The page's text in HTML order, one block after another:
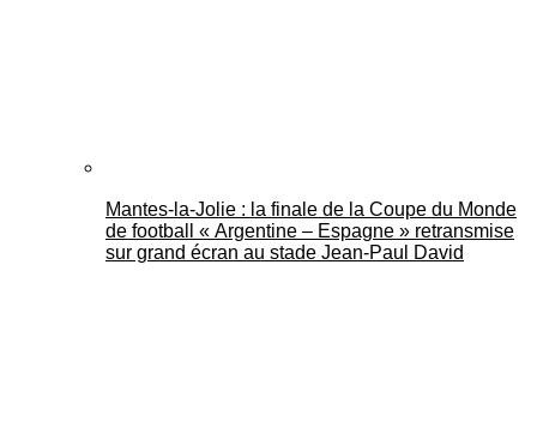
Mantes-la-Jolie : la finale de la Coupe du Monde
de football « Argentine – Espagne » retransmise
sur grand écran au stade Jean-Paul David